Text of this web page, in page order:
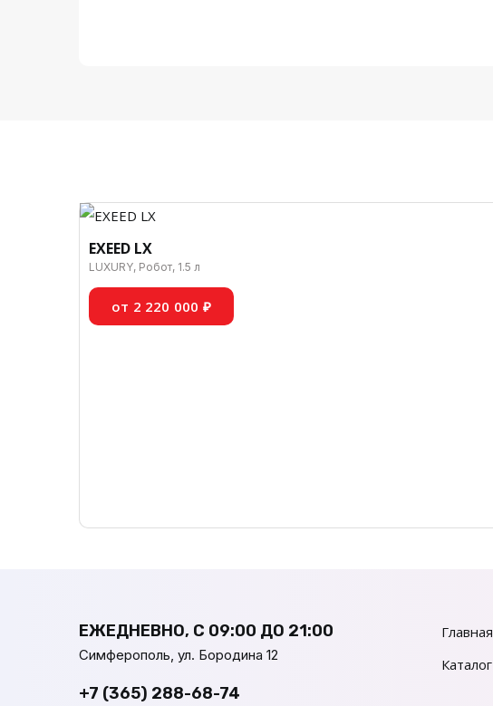
EXEED LX
LUXURY, Робот, 1.5 л
от 2 220 000 ₽
ЕЖЕДНЕВНО, С 09:00 ДО 21:00
Симферополь, ул. Бородина 12
+7 (365) 288-68-74
Главная
Каталог